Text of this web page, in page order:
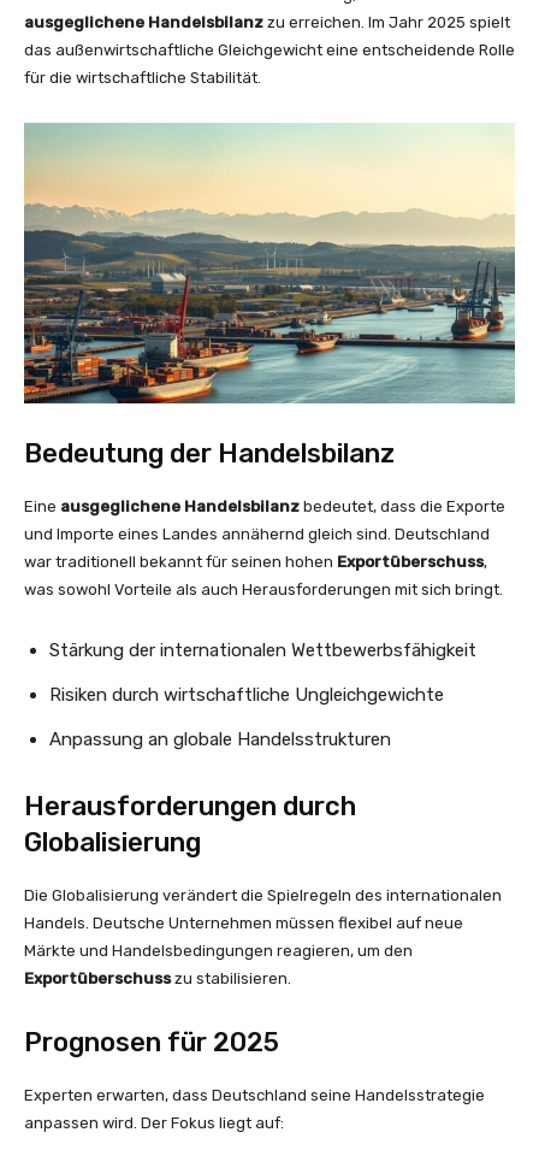
ausgeglichene Handelsbilanz zu erreichen. Im Jahr 2025 spielt
das außenwirtschaftliche Gleichgewicht eine entscheidende Rolle
für die wirtschaftliche Stabilität.
Bedeutung der Handelsbilanz
Eine ausgeglichene Handelsbilanz bedeutet, dass die Exporte
und Importe eines Landes annähernd gleich sind. Deutschland
war traditionell bekannt für seinen hohen Exportüberschuss,
was sowohl Vorteile als auch Herausforderungen mit sich bringt.
Stärkung der internationalen Wettbewerbsfähigkeit
Risiken durch wirtschaftliche Ungleichgewichte
Anpassung an globale Handelsstrukturen
Herausforderungen durch
Globalisierung
Die Globalisierung verändert die Spielregeln des internationalen
Handels. Deutsche Unternehmen müssen flexibel auf neue
Märkte und Handelsbedingungen reagieren, um den
Exportüberschusszu stabilisieren.
Prognosen für 2025
Experten erwarten, dass Deutschland seine Handelsstrategie
anpassen wird. Der Fokus liegt auf: